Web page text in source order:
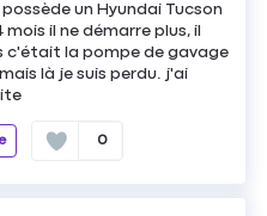
un Hyundai Tucson
il ne démarre plus, il
c'était la pompe de gavage
là je suis perdu. j'ai
0